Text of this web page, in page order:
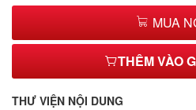
MUA
THÊM VÀO
THƯ VIỆN NỘI DUNG